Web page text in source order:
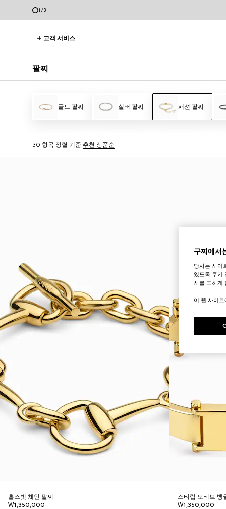
2 /3
고객 서비스
팔찌
골드 팔찌 실버 팔찌 패션 팔찌
30 항목 정렬 기준 추천 상품순
홀스빗 체인 팔찌
₩1,350,000
스티럽 모티브 뱅
₩1,350,000
구찌에서
당사는 사이
있도록 쿠키
사를 표하게
이 웹 사이